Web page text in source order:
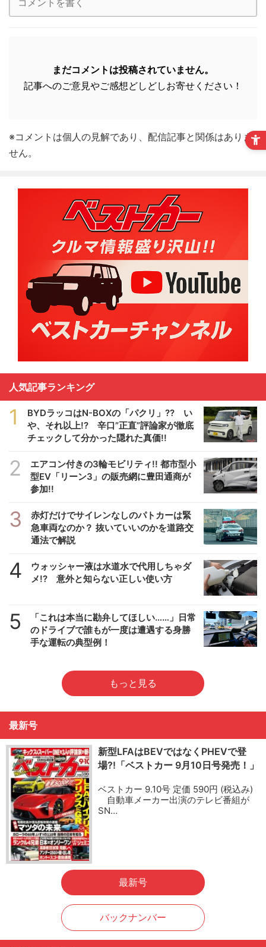
まだコメントは投稿されていません。
記事へのご意見やご感想どしどしお寄せください！
※コメントは個人の見解であり、配信記事と関係はありま
せん。
人気記事ランキング
1
BYDラッコはN-BOXの「パクリ」?? い
や、それ以上!? 辛口”正直”評論家が徹底
チェックして分かった隠れた真価!!
2
エアコン付きの3輪モビリティ!! 都市型小
型EV「リーン3」の販売網に豊田通商が
参加!!
3
赤灯だけでサイレンなしのパトカーは緊
急車両なのか？ 抜いていいのかを道路交
通法で解説
4
ウォッシャー液は水道水で代用しちゃダ
メ!? 意外と知らない正しい使い方
5
「これは本当に勘弁してほしい……」日常
のドライブで誰もが一度は遭遇する身勝
手な運転の典型例！
もっと見る
最新号
新型LFAはBEVではなくPHEVで登
場?!「ベストカー 9月10日号発売！」
ベストカー 9.10号 定価 590円 (税込み)
自動車メーカー出演のテレビ番組が
SN…
最新号
バックナンバー